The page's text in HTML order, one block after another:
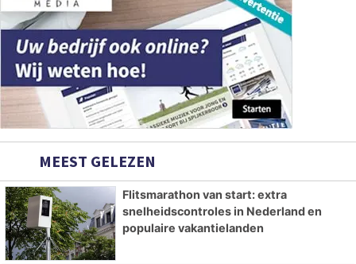
MEEST GELEZEN
Flitsmarathon van start: extra
snelheidscontroles in Nederland en
populaire vakantielanden